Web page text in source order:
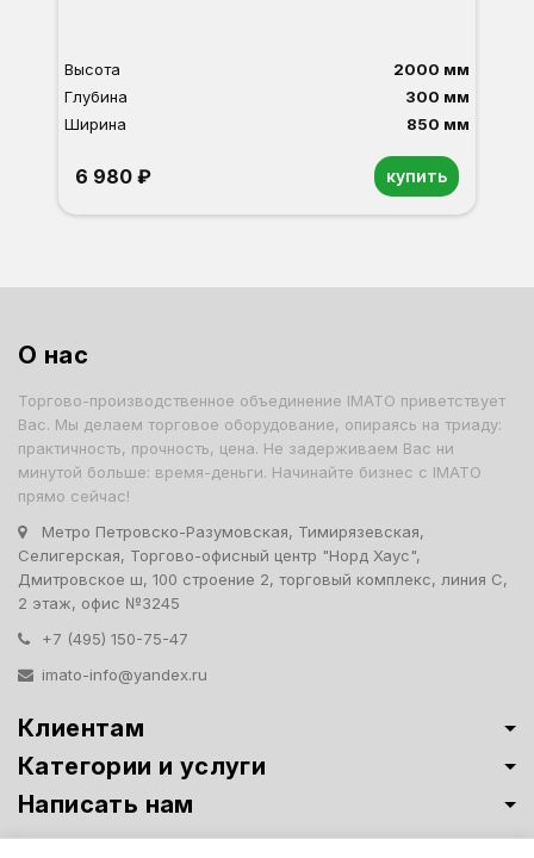
Высота
2000 мм
Глубина
300 мм
Ширина
850 мм
6 980 ₽ купить
О нас
Торгово-производственное объединение IMATO приветствует
Вас. Мы делаем торговое оборудование, опираясь на триаду:
практичность, прочность, цена. Не задерживаем Вас ни
минутой больше: время-деньги. Начинайте бизнес с IMATO
прямо сейчас!
Метро Петровско-Разумовская, Тимирязевская,
Селигерская, Торгово-офисный центр "Норд Хаус",
Дмитровское ш, 100 строение 2, торговый комплекс, линия С,
2 этаж, офис №3245
+7 (495) 150-75-47
imato-info@yandex.ru
Клиентам
Категории и услуги
Написать нам